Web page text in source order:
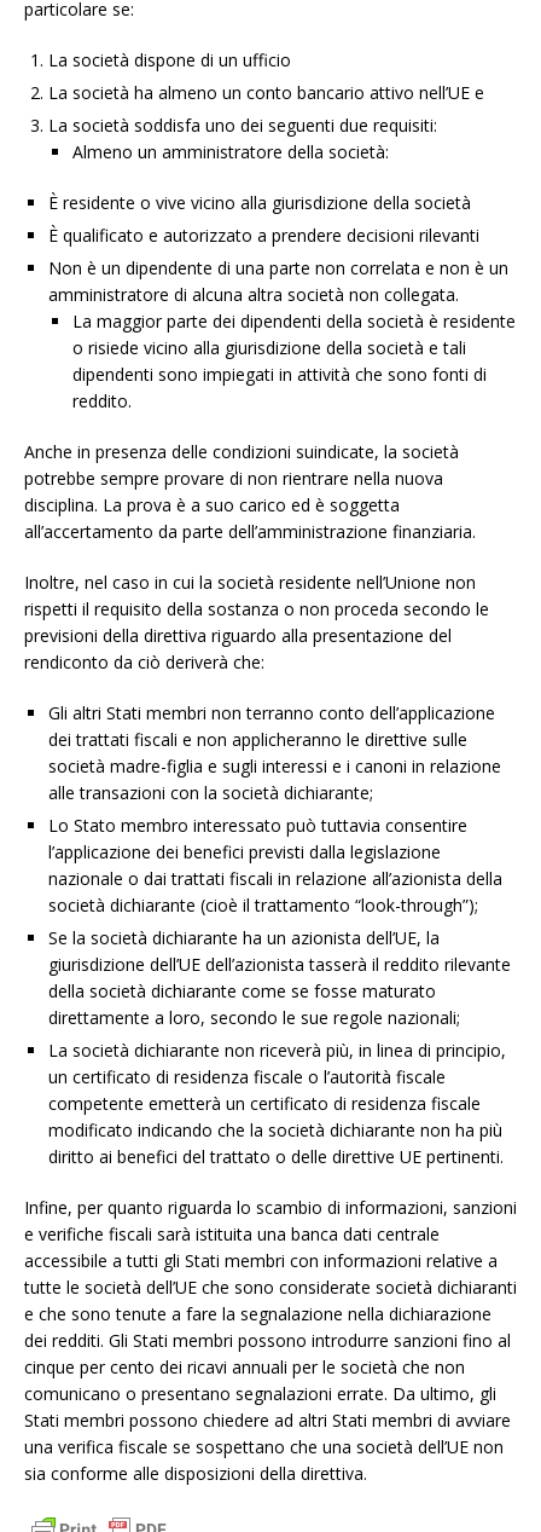
particolare se:
La società dispone di un ufficio
La società ha almeno un conto bancario attivo nell’UE e
La società soddisfa uno dei seguenti due requisiti:
Almeno un amministratore della società:
È residente o vive vicino alla giurisdizione della società
È qualificato e autorizzato a prendere decisioni rilevanti
Non è un dipendente di una parte non correlata e non è un
amministratore di alcuna altra società non collegata.
La maggior parte dei dipendenti della società è residente
o risiede vicino alla giurisdizione della società e tali
dipendenti sono impiegati in attività che sono fonti di
reddito.
Anche in presenza delle condizioni suindicate, la società
potrebbe sempre provare di non rientrare nella nuova
disciplina. La prova è a suo carico ed è soggetta
all’accertamento da parte dell’amministrazione finanziaria.
Inoltre, nel caso in cui la società residente nell’Unione non
rispetti il requisito della sostanza o non proceda secondo le
previsioni della direttiva riguardo alla presentazione del
rendiconto da ciò deriverà che:
Gli altri Stati membri non terranno conto dell’applicazione
dei trattati fiscali e non applicheranno le direttive sulle
società madre-figlia e sugli interessi e i canoni in relazione
alle transazioni con la società dichiarante;
Lo Stato membro interessato può tuttavia consentire
l’applicazione dei benefici previsti dalla legislazione
nazionale o dai trattati fiscali in relazione all’azionista della
società dichiarante (cioè il trattamento “look-through”);
Se la società dichiarante ha un azionista dell’UE, la
giurisdizione dell’UE dell’azionista tasserà il reddito rilevante
della società dichiarante come se fosse maturato
direttamente a loro, secondo le sue regole nazionali;
La società dichiarante non riceverà più, in linea di principio,
un certificato di residenza fiscale o l’autorità fiscale
competente emetterà un certificato di residenza fiscale
modificato indicando che la società dichiarante non ha più
diritto ai benefici del trattato o delle direttive UE pertinenti.
Infine, per quanto riguarda lo scambio di informazioni, sanzioni
e verifiche fiscali sarà istituita una banca dati centrale
accessibile a tutti gli Stati membri con informazioni relative a
tutte le società dell’UE che sono considerate società dichiaranti
e che sono tenute a fare la segnalazione nella dichiarazione
dei redditi. Gli Stati membri possono introdurre sanzioni fino al
cinque per cento dei ricavi annuali per le società che non
comunicano o presentano segnalazioni errate. Da ultimo, gli
Stati membri possono chiedere ad altri Stati membri di avviare
una verifica fiscale se sospettano che una società dell’UE non
sia conforme alle disposizioni della direttiva.